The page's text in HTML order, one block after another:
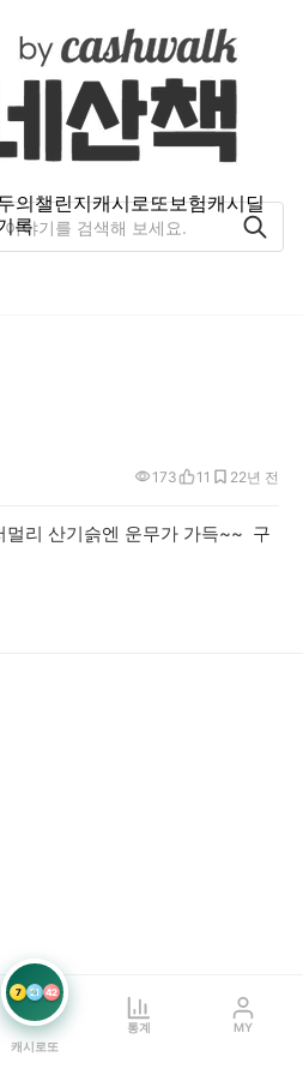
의챌린지캐시로또보험캐시딜
록
2년 전
173 11 2
멀리 산기슭엔 운무가 가득~~ 구
7 21 42
캐시로또
통계 MY